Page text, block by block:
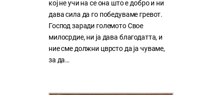
кој нe учи на сe она што е добро и ни
дава сила да го победуваме гревот.
Господ заради големото Свое
милосрдие, ни ја дава благодатта, и
ние сме должни цврсто да ја чуваме,
за да…